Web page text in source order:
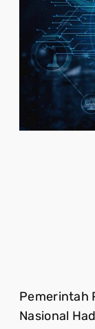
Pemerintah
Nasional